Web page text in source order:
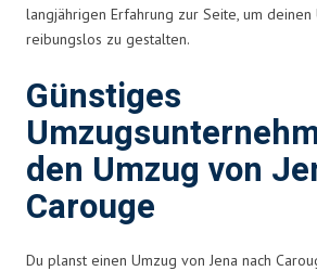
langjährigen Erfahrung zur Seite, um
reibungslos zu gestalten.
Günstiges
den Umzug von
Carouge
Du planst einen Umzug von Jena nach